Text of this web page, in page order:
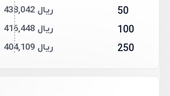
50 438,042 ریال
100 416,448 ریال
250 404,109 ریال